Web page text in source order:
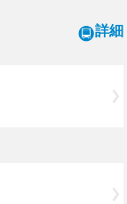
詳細